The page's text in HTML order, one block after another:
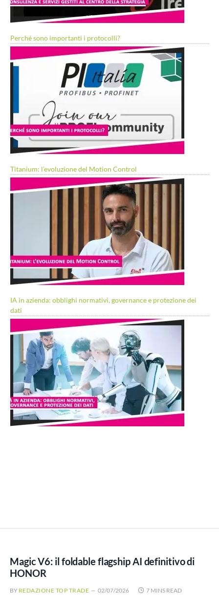
Perché sono importanti i protocolli?
Titanium: l’evoluzione del Motion Control
IA in azienda: obblighi normativi, governance e protezione dei
dati
Magic V6: il foldable flagship AI definitivo di
HONOR
BY REDAZIONE TOP TRADE 02/07/2026 7 MINS READ